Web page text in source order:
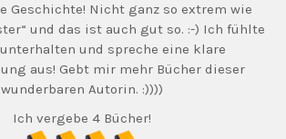
Geschichte! Nicht ganz so extrem wie
und das ist auch gut so. :-) Ich fühlte
und spreche eine klare
aus! Gebt mir mehr Bücher dieser
wunderbaren Autorin. :))))
Ich vergebe 4 Bücher!